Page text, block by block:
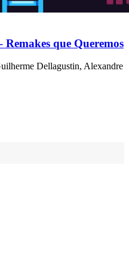
que Queremos
Dellagustin, Alexandre